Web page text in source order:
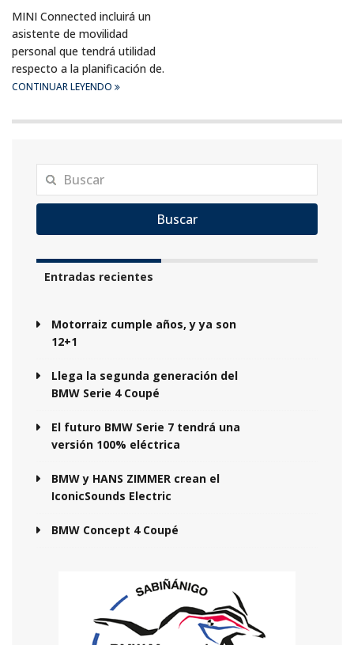
MINI Connected incluirá un
asistente de movilidad
personal que tendrá utilidad
respecto a la planificación de.
CONTINUAR LEYENDO
Buscar
Entradas recientes
Motorraiz cumple años, y ya son
12+1
Llega la segunda generación del
BMW Serie 4 Coupé
El futuro BMW Serie 7 tendrá una
versión 100% eléctrica
BMW y HANS ZIMMER crean el
IconicSounds Electric
BMW Concept 4 Coupé